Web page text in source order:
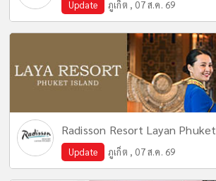
Update ภูเก็ต , 07 ส.ค. 69
Radisson Resort Layan Phuket
Update ภูเก็ต , 07 ส.ค. 69